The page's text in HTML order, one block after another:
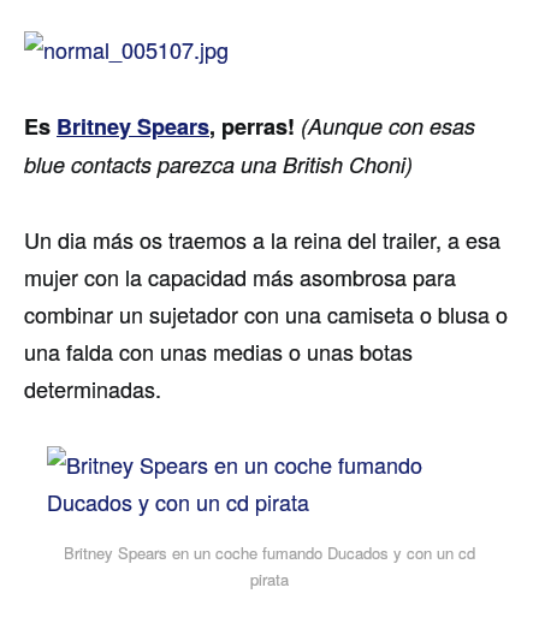
Es Britney Spears, perras! (Aunque con esas
blue contacts parezca una British Choni)
Un dia más os traemos a la reina del trailer, a esa
mujer con la capacidad más asombrosa para
combinar un sujetador con una camiseta o blusa o
una falda con unas medias o unas botas
determinadas.
Britney Spears en un coche fumando Ducados y con un cd
pirata